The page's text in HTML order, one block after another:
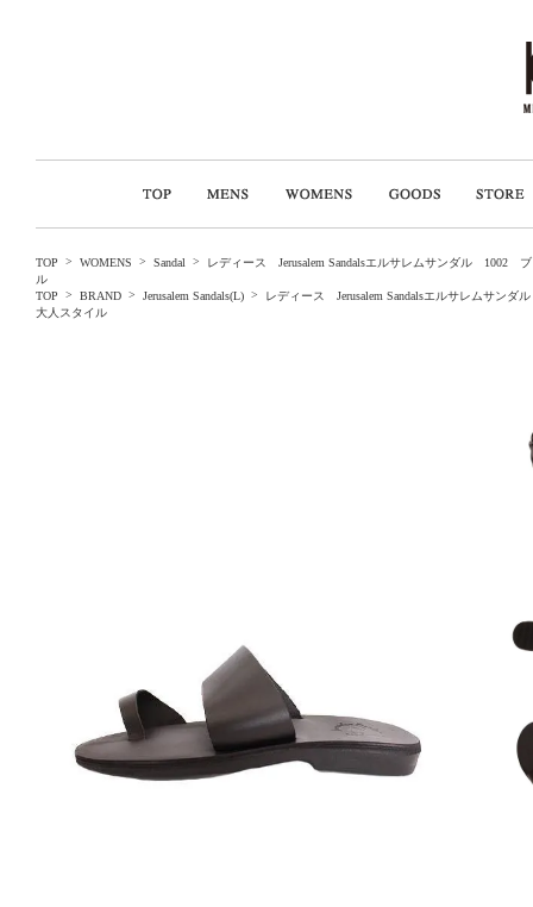
TOP > WOMENS > Sandal >
レディース Jerusalem Sandalsエルサレムサンダル
ル
TOP
> BRAND > Jerusalem Sandals(L) >
レディース Jerusalem Sandalsエルサレムサ
大人スタイル